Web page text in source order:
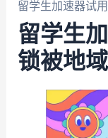
留学生加速器试
留学生
锁被地